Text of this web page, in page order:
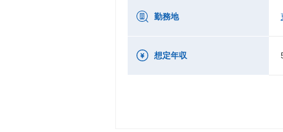
勤務地
想定年収